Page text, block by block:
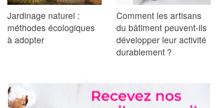
Jardinage naturel :
méthodes écologiques
à adopter
Comment les artisans
du bâtiment peuvent-ils
développer leur activité
durablement ?